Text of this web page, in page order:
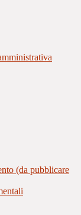
(da pubblicare